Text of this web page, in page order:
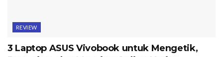
REVIEW
3 Laptop ASUS Vivobook untuk Mengetik,